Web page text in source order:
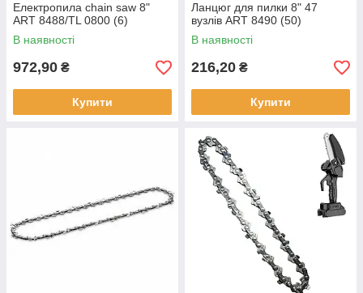
Електропила chain saw 8"
ART 8488/TL 0800 (6)
В наявності
972,90 ₴
Купити
Ланцюг для пилки 8" 47
вузлів ART 8490 (50)
В наявності
216,20 ₴
Купити